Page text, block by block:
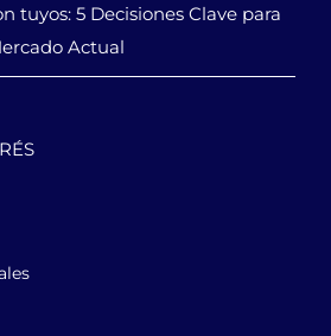
tuyos: 5 Decisiones Clave para
Actual